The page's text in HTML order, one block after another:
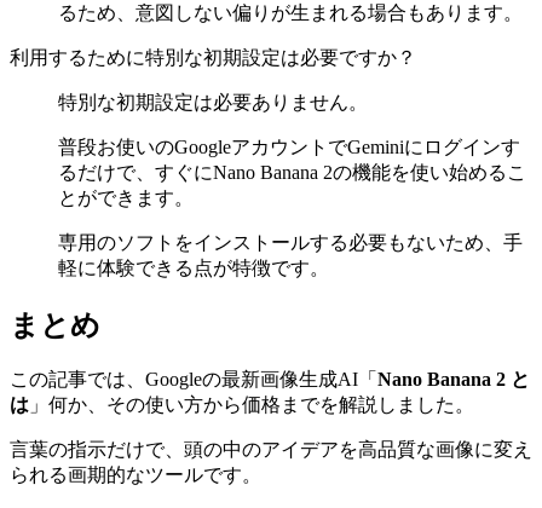
るため、意図しない偏りが生まれる場合もあります。
利用するために特別な初期設定は必要ですか？
特別な初期設定は必要ありません。
普段お使いのGoogleアカウントでGeminiにログインす
るだけで、すぐにNano Banana 2の機能を使い始めるこ
とができます。
専用のソフトをインストールする必要もないため、手
軽に体験できる点が特徴です。
まとめ
この記事では、Googleの最新画像生成AI「 Nano Banana 2 と
は 」何か、その使い方から価格までを解説しました。
言葉の指示だけで、頭の中のアイデアを高品質な画像に変え
られる画期的なツールです。